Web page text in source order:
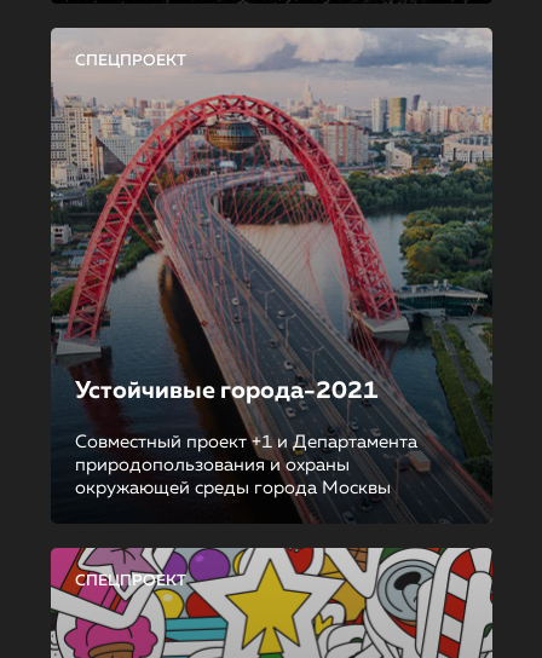
СПЕЦПРОЕКТ
Устойчивые города-2021
Совместный проект +1 и Департамента
природопользования и охраны
окружающей среды города Москвы
СПЕЦПРОЕКТ